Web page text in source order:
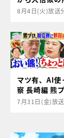
8月4日(火)放送
マツ有、AI使
察 長崎編 熊
7月31日(金)放